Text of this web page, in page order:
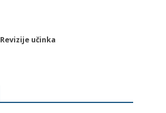
Revizije učinka